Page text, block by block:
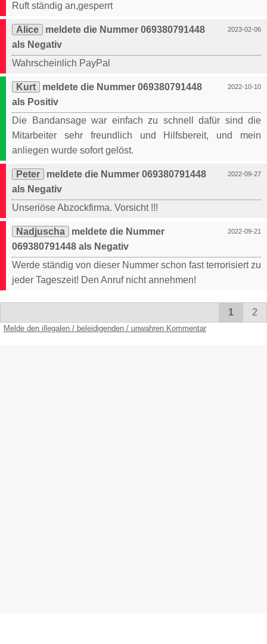
Ruft ständig an,gesperrt
2023-02-06
Alice
meldete die Nummer 069380791448
als Negativ
Wahrscheinlich PayPal
2022-10-10
Kurt
meldete die Nummer 069380791448
als Positiv
Die Bandansage war einfach zu schnell dafür sind die
Mitarbeiter sehr freundlich und Hilfsbereit, und mein
anliegen wurde sofort gelöst.
2022-09-27
Peter
meldete die Nummer 069380791448
als Negativ
Unseriöse Abzockfirma. Vorsicht !!!
2022-09-21
Nadjuscha
meldete die Nummer
069380791448 als Negativ
Werde ständig von dieser Nummer schon fast terrorisiert zu
jeder Tageszeit! Den Anruf nicht annehmen!
1 2
Melde den illegalen / beleidigenden / unwahren Kommentar